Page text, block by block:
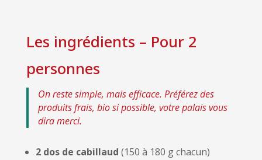
Les ingrédients – Pour 2
personnes
On reste simple, mais efficace. Préférez des
produits frais, bio si possible, votre palais vous
dira merci.
2 dos de cabillaud (150 à 180 g chacun)